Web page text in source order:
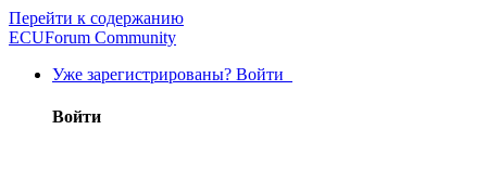
Перейти к содержанию
ECUForum Community
Уже зарегистрированы? Войти
Войти